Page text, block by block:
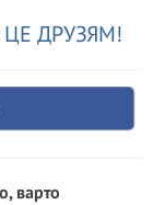
ЦЕ ДРУЗЯМ!